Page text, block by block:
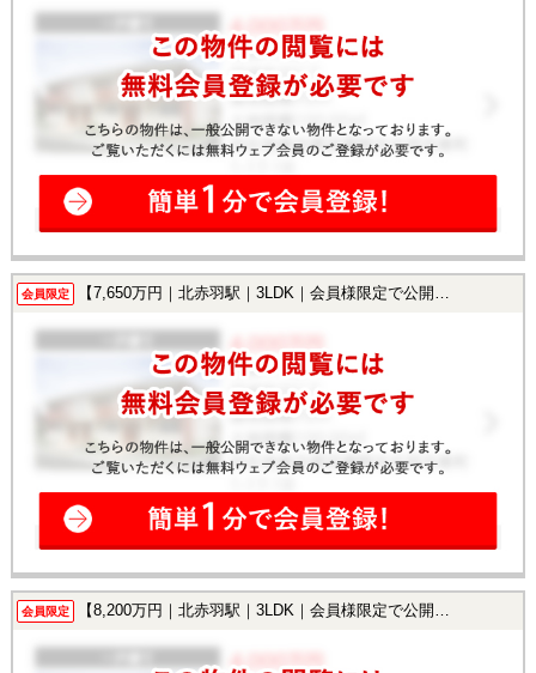
会員限定 【7,650万円｜北赤羽駅｜3LDK｜会員様限定で公開中！】
会員限定 【8,200万円｜北赤羽駅｜3LDK｜会員様限定で公開中！】